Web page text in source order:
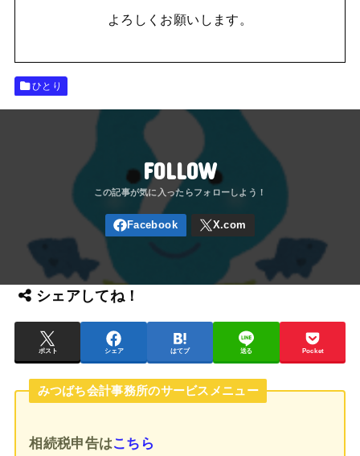
よろしくお願いします。
ひとり
FOLLOW
シェアしてね！
ポスト シェア はてブ 送る Pocket
みつばち会計事務所のサービスメニュー
相続税申告はこちら